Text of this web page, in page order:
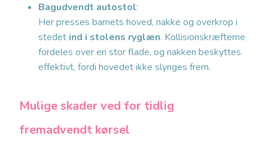
Bagudvendt autostol:
Her presses barnets hoved, nakke og overkrop i
stedet ind i stolens ryglæn. Kollisionskræfterne
fordeles over en stor flade, og nakken beskyttes
effektivt, fordi hovedet ikke slynges frem.
Mulige skader ved for tidlig
fremadvendt kørsel